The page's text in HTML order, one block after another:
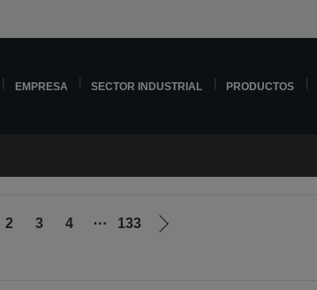
EMPRESA SECTOR INDUSTRIAL PRODUCTOS
2 3 4 ⋯ 133
Ir